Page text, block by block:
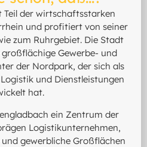
Teil der wirtschaftsstarken
und profitiert von seiner
zum Ruhrgebiet. Die Stadt
Gewerbe- und
der Nordpark, der sich als
und Dienstleistungen
hat.
ein Zentrum der
Logistikunternehmen,
gewerbliche Großflächen